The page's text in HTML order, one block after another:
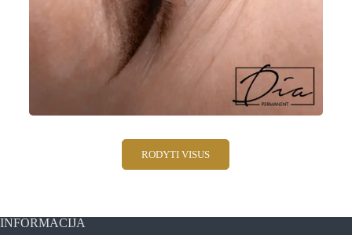
RODYTI VISUS
INFORMACIJA